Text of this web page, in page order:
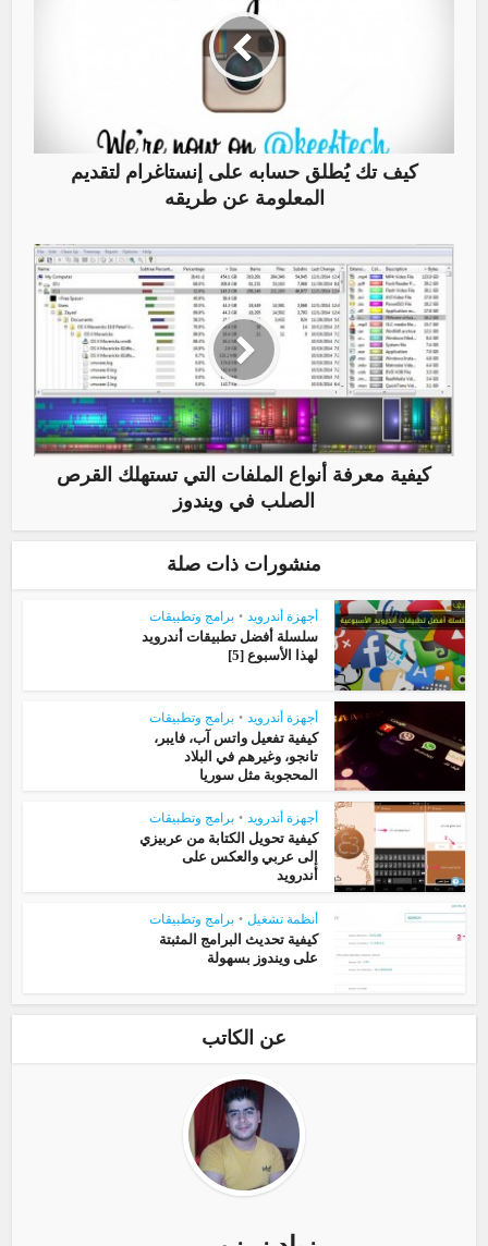
كيف تك يُطلق حسابه على إنستاغرام لتقديم
المعلومة عن طريقه
كيفية معرفة أنواع الملفات التي تستهلك القرص
الصلب في ويندوز
منشورات ذات صلة
أجهزة أندرويد • برامج وتطبيقات
سلسلة أفضل تطبيقات أندرويد
لهذا الأسبوع [5]
أجهزة أندرويد • برامج وتطبيقات
كيفية تفعيل واتس آب، فايبر،
تانجو، وغيرهم في البلاد
المحجوبة مثل سوريا
أجهزة أندرويد • برامج وتطبيقات
كيفية تحويل الكتابة من عربيزي
إلى عربي والعكس على
أندرويد
أنظمة تشغيل • برامج وتطبيقات
كيفية تحديث البرامج المثبتة
على ويندوز بسهولة
عن الكاتب